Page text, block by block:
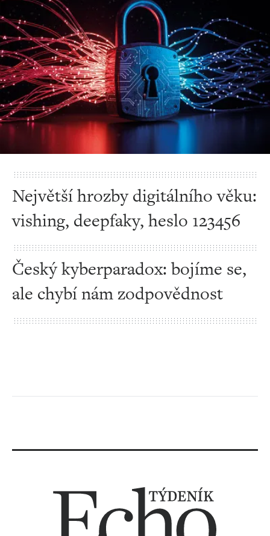
Největší hrozby digitálního věku:
vishing, deepfaky, heslo 123456
Český kyberparadox: bojíme se,
ale chybí nám zodpovědnost